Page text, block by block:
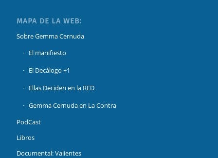
MAPA DE LA WEB:
Sobre Gemma Cernuda
El manifiesto
El Decálogo +1
Ellas Deciden en la RED
Gemma Cernuda en La Contra
PodCast
Libros
Documental: Valientes